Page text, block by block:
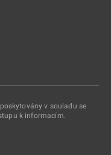
v souladu se
k informacím.